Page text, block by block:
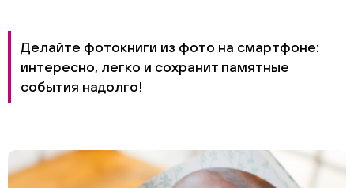
Делайте фотокниги из фото на смартфоне:
интересно, легко и сохранит памятные
события надолго!